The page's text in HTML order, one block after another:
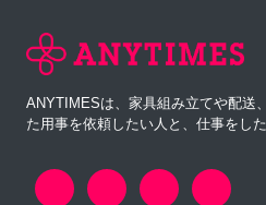
ANYTIMESは、家具組み立てや配送
た用事を依頼したい人と、仕事をし